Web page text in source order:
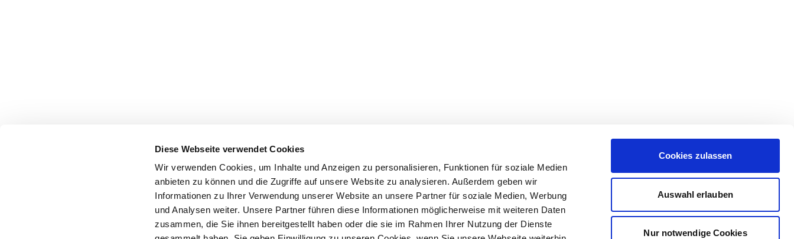
Diese Webseite verwendet Cookies
Wir verwenden Cookies, um Inhalte und Anzeigen zu personalisieren, Funktionen für soziale Medien
anbieten zu können und die Zugriffe auf unsere Website zu analysieren. Außerdem geben wir
Informationen zu Ihrer Verwendung unserer Website an unsere Partner für soziale Medien, Werbung
und Analysen weiter. Unsere Partner führen diese Informationen möglicherweise mit weiteren Daten
zusammen, die Sie ihnen bereitgestellt haben oder die sie im Rahmen Ihrer Nutzung der Dienste
Cookies zulassen
Auswahl erlauben
Nur notwendige Cookies